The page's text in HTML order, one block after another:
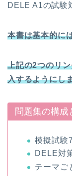
DELE A1の試験
本書は基本的に
上記の2つのリ
入するようにし
問題集の構成
模擬試験
DELE対
テーマご